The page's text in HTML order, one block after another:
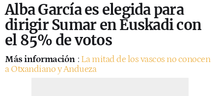
Alba García es elegida para
dirigir Sumar en Euskadi con
el 85% de votos
Más información : La mitad de los vascos no conocen
a Otxandiano y Andueza